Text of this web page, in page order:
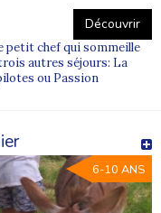
Découvrir
petit chef qui sommeille
autres séjours: La
ou Passion
6-10 ANS